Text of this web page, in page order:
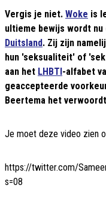
Vergis je niet. Woke is
ultieme bewijs wordt
Duitsland. Zij zijn
hun 'seksualiteit' of
aan het LHBTI -alfabet
geaccepteerde
Beertema het
Je moet deze video zien
https://twitter.com/
s=08